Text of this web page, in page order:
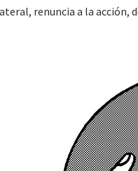
renuncia a la acción,